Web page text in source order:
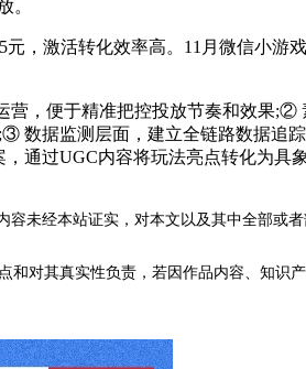
。
激活转化效率高。11月微信小游
便于精准把控投放节奏和效果;②
数据监测层面，建立全链路数据追
过UGC内容将玩法亮点转化为具
未经本站证实，对本文以及其中全部或
对其真实性负责，若因作品内容、知识